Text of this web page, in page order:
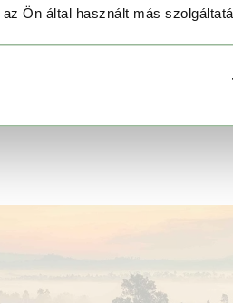
Ön által használt más